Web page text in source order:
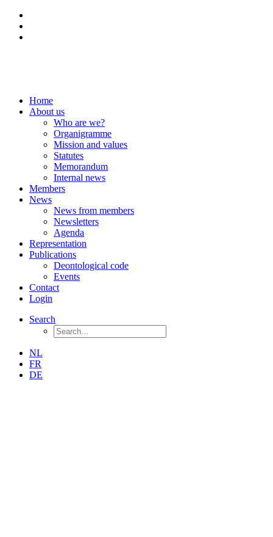
Home
About us
Who are we?
Organigramme
Mission and values
Statutes
Memorandum
Internal news
Members
News
News from members
Newsletters
Agenda
Representation
Publications
Deontological code
Events
Contact
Login
Search
NL
FR
DE